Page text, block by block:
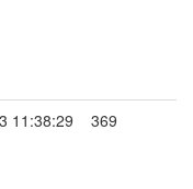
11:38:29 369